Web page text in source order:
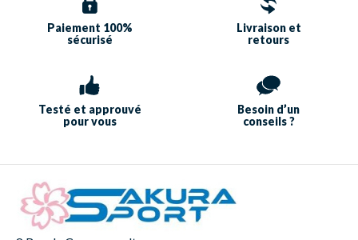
Paiement 100%
sécurisé
Livraison et
retours
Testé et approuvé
pour vous
Besoin d’un
conseils ?